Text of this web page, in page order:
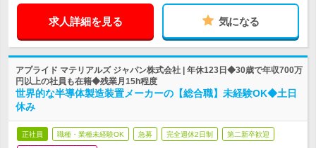
求人詳細を見る 気になる
アプライド マテリアルズ ジャパン株式会社 | 年休123日◆30歳で年収700万
円以上の社員も在籍◆残業月15h程度
世界的な半導体製造装置メーカーの【総合職】未経験OK◆土日
休み
正社員 職種・業種未経験OK 急募 完全週休2日制 第二新卒歓迎